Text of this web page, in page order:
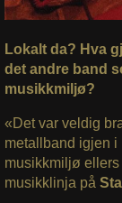
Lokalt da? Hva
det andre band
musikkmiljø?
«Det var veldig
metallband igjen i
musikkmiljø
musikklinja på